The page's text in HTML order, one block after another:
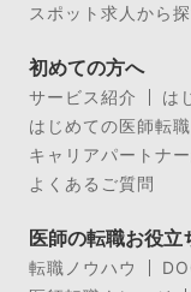
スポット求人から
初めての方へ
サービス紹介
は
はじめての医師転
キャリアパートナ
よくあるご質問
医師の転職お役立
転職ノウハウ